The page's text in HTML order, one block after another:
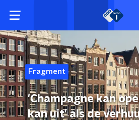
Fragment
'Champagne kan
kan uit' als de